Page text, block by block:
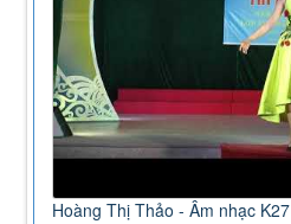
Hoàng Thị Thảo - Âm nhạc K27